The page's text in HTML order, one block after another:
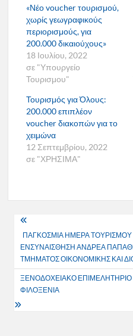
«Νέο voucher τουρισμού,
χωρίς γεωγραφικούς
περιορισμούς, για
200.000 δικαιούχους»
18 Ιουλίου, 2022
σε "Υπουργείο
Τουρισμου"
Τουρισμός για Όλους:
200.000 επιπλέον
voucher διακοπών για το
χειμώνα
12 Σεπτεμβρίου, 2022
σε "ΧΡΗΣΙΜΑ"
Πλοήγηση
άρθρων
ΠΑΓΚΟΣΜΙΑ ΗΜΕΡΑ
ΕΝΣΥΝΑΙΣΘΗΣΗ ΑΝΔΡΕΑ
ΤΜΗΜΑΤΟΣ ΟΙΚΟΝΟΜΙΚΗΣ ΚΑΙ
ΞΕΝΟΔΟΧΕΙΑΚΟ
ΦΙΛΟΞΕΝΙΑ